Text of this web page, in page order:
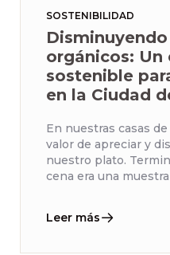
SOSTENIBILIDAD
orgánicos: Un
sostenible
en la Ciudad
En nuestras casas
valor de apreciar y
nuestro plato.
cena era una
Leer más